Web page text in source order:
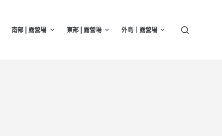
南部 | 露營場 東部 | 露營場 外島｜露營場